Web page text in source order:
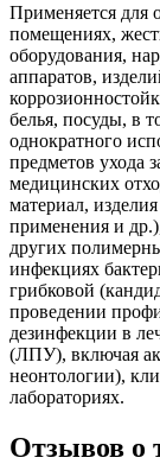
Применяется для
помещениях,
оборудования,
аппаратов,
белья, посуды, в
однократного
предметов ухода
медицинских
материал,
применения и
других
инфекциях
грибковой
проведении
дезинфекции в
(ЛПУ), включая
неонтологии),
лабораториях.
Отзывов о